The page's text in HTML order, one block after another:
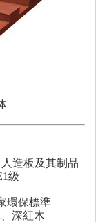
造板及其制品
级
環保標準
深紅木